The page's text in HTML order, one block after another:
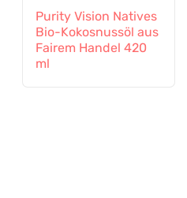
Purity Vision Natives
Bio-Kokosnussöl aus
Fairem Handel 420
ml